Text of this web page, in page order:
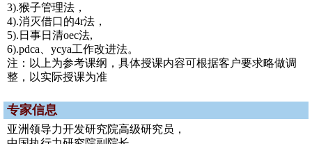
3).猴子管理法，
4).消灭借口的4r法，
5).日事日清oec法,
6).pdca、ycya工作改进法。
注：以上为参考课纲，具体授课内容可根据客户要求略做调
整，以实际授课为准
专家信息
亚洲领导力开发研究院高级研究员，